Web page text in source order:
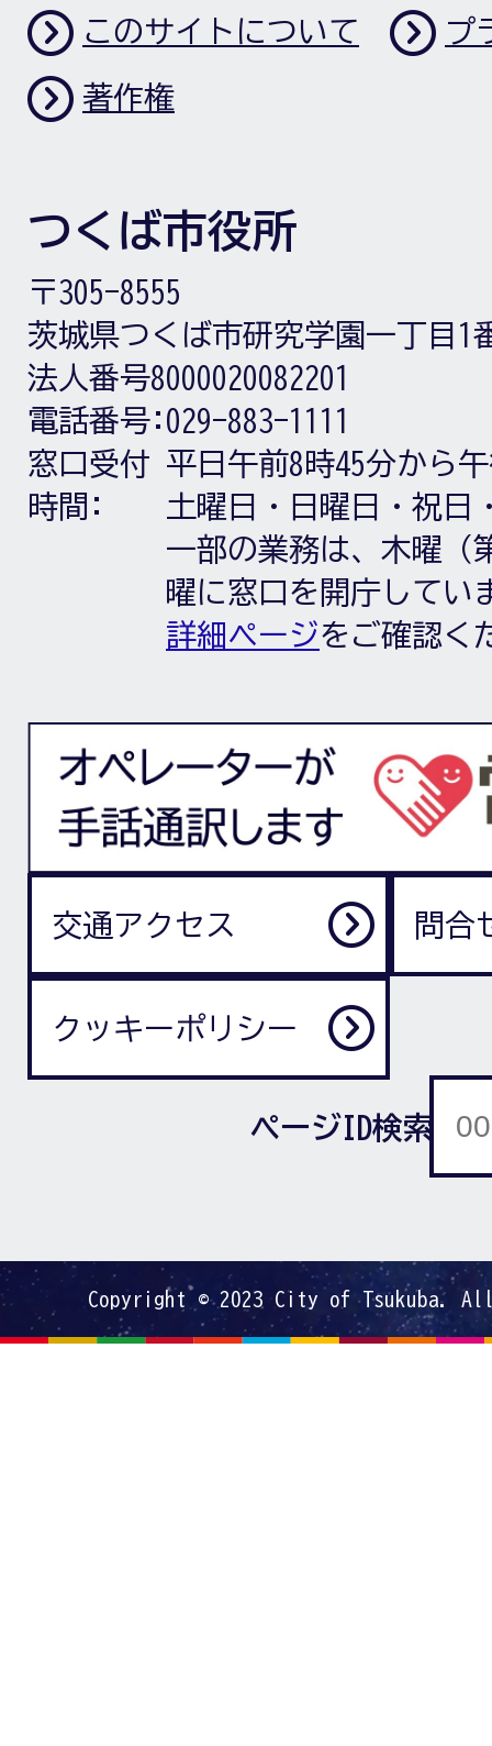
このサイトについて プ
著作権
つくば市役所
〒305-8555
茨城県つくば市研究学園一丁目1
法人番号8000020082201
電話番号: 029-883-1111
窓口受付
時間:
平日午前8時45分から
土曜日・日曜日・祝日
一部の業務は、木曜（
曜に窓口を開庁してい
詳細ページをご確認く
交通アクセス 問合
クッキーポリシー
ページID検索
Copyright © 2023 City of Tsukuba.